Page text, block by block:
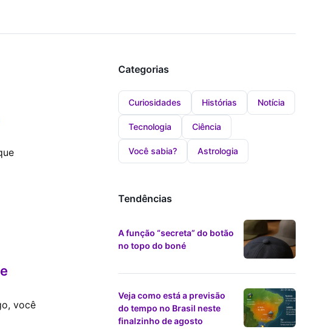
você
Categorias
Curiosidades Histórias Notícia
Tecnologia Ciência
Você sabia? Astrologia
Tendências
A função “secreta” do botão
no topo do boné
Veja como está a previsão
do tempo no Brasil neste
finalzinho de agosto